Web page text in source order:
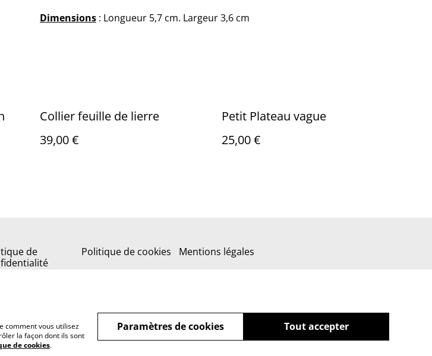
Dimensions : Longueur 5,7 cm. Largeur 3,6 cm
Collier feuille de lierre
39,00 €
Petit Plateau vague
25,00 €
de
Politique de cookies Mentions légales
comment vous utilisez
la façon dont ils sont
de cookies.
Tout accepter
Paramètres de cookies